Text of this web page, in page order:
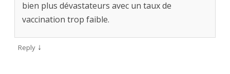
bien plus dévastateurs avec un taux de
vaccination trop faible.
Reply ↓